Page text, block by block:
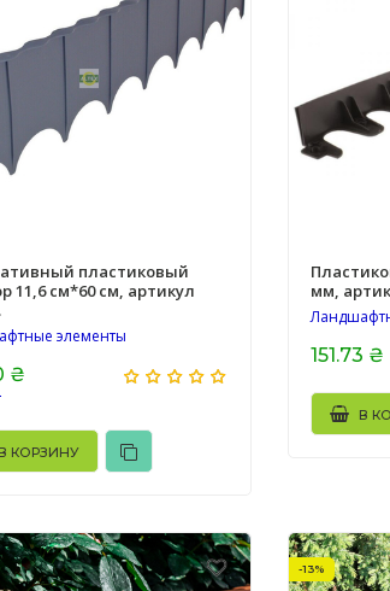
пластиковый
11,6 см*60 см, артикул
элементы
₴
КОРЗИНУ
мм,
151.73 ₴
В
-13%